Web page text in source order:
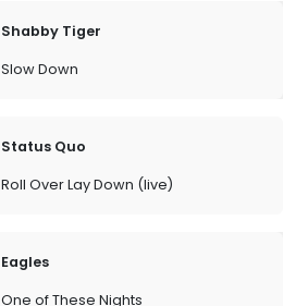
Shabby Tiger
Slow Down
Status Quo
Roll Over Lay Down (live)
Eagles
One of These Nights